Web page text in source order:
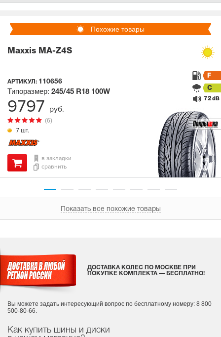
Похожие товары
Maxxis MA-Z4S
АРТИКУЛ: 110656
7 шт.
(6)
Типоразмер: 245/45 R18 100W
F
C
72 dB
в закладки
сравнить
9797 руб.
Показать все похожие товары
Как купить шины и диски
ДОСТАВКА КОЛЕС ПО МОСКВЕ ПРИ
ПОКУПКЕ КОМПЛЕКТА — БЕСПЛАТНО!
Вы можете задать интересующий вопрос по бесплатному номеру: 8 800
500-80-66.